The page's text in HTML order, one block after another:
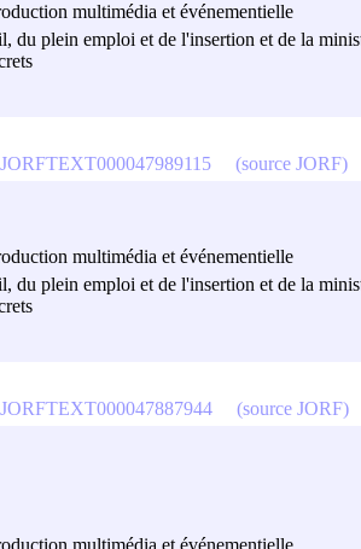
multimédia et événementielle
plein emploi et de l'insertion et de la
multimédia et événementielle
plein emploi et de l'insertion et de la
JORFTEXT000047989115 (source JORF)
JORFTEXT000047887944 (source JORF)